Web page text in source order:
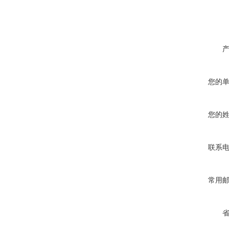
您的
您的
联系
常用